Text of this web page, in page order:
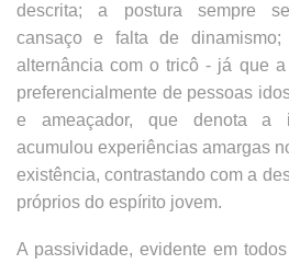
descrita; a postura sempre
cansaço e falta de
alternância com o tricô - já que
preferencialmente de pessoas
e ameaçador, que denota a
acumulou experiências amargas
existência, contrastando com a
próprios do espírito jovem.
A passividade, evidente em